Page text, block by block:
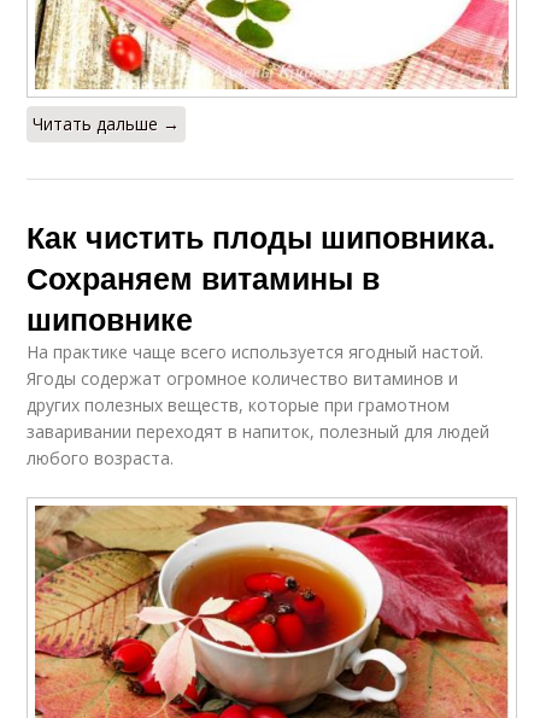
Читать дальше →
Как чистить плоды шиповника.
Сохраняем витамины в
шиповнике
На практике чаще всего используется ягодный настой.
Ягоды содержат огромное количество витаминов и
других полезных веществ, которые при грамотном
заваривании переходят в напиток, полезный для людей
любого возраста.